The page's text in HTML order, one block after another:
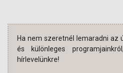
Ha nem szeretnél lemaradni az
és különleges
hírlevelünkre!